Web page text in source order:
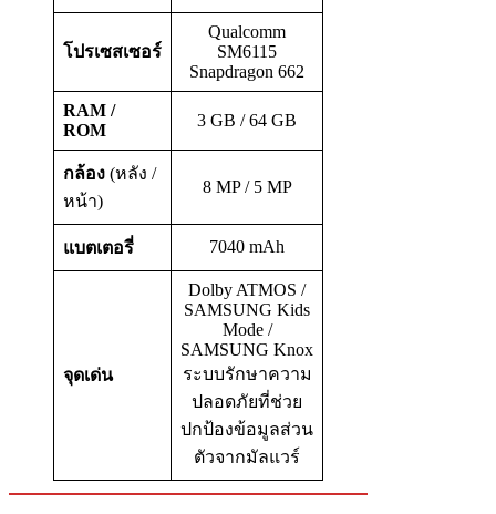
โปรเซสเซอร์
Qualcomm
SM6115
Snapdragon 662
RAM /
ROM
3 GB / 64 GB
กล้อง (หลัง /
หน้า)
8 MP / 5 MP
แบตเตอรี่ 7040 mAh
จุดเด่น
Dolby ATMOS /
SAMSUNG Kids
Mode /
SAMSUNG Knox
ระบบรักษาความ
ปลอดภัยที่ช่วย
ปกป้องข้อมูลส่วน
ตัวจากมัลแวร์